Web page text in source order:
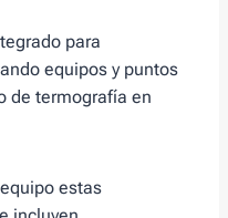
para
equipos y puntos
de termografía en
estas